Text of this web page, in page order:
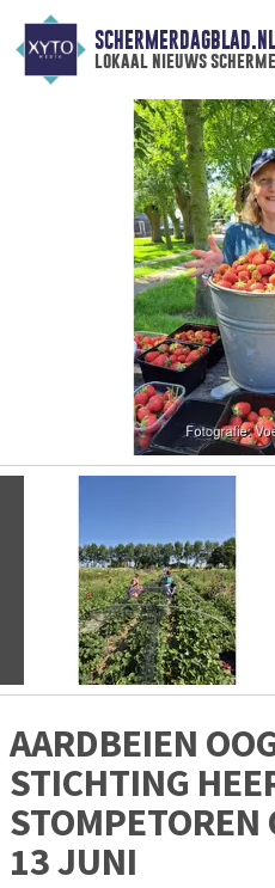
SCHERMERDAGBLAD.NL
lokaal nieuws
AARDBEIEN
STICHTING
STOMPETOREN
13 JUNI